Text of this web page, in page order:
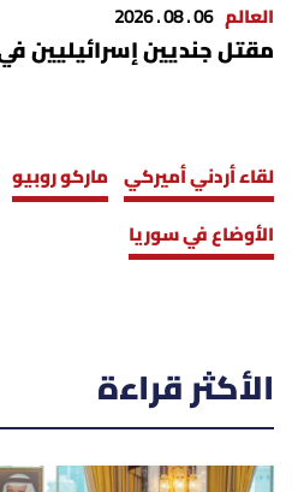
العالم 06 . 08 . 2026
مقتل جنديين إسرائيليين
لقاء أردني أميركي ماركو روبيو
الأوضاع في سوريا
الأكثر قراءة